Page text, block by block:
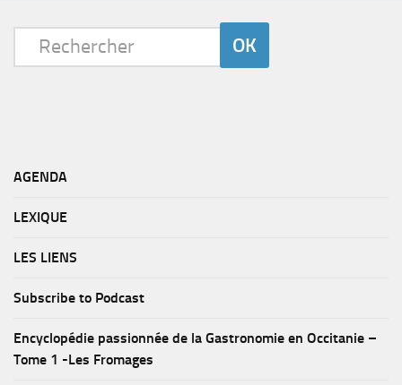
AGENDA
LEXIQUE
LES LIENS
Subscribe to Podcast
Encyclopédie passionnée de la Gastronomie en Occitanie –
Tome 1 -Les Fromages